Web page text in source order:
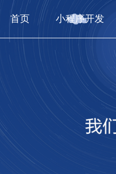
首页 小程序开发